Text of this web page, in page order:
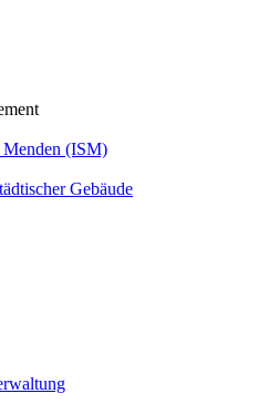
(ISM)
Gebäude